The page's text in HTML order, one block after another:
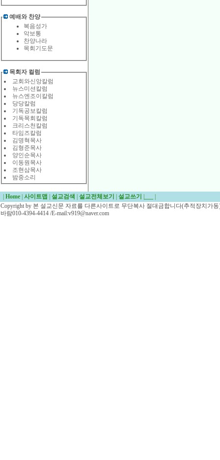
예배와 찬양
복음성가
악보통
찬양나라
목회기도문
목회자 컬럼
교회와신앙칼럼
뉴스미션칼럼
뉴스엔조이칼럼
당당칼럼
기독공보칼럼
기독목회칼럼
크리스천칼럼
타임즈칼럼
김명혁목사
김형준목사
양인순목사
이동원목사
조현삼목사
밤중소리
Home 사이트맵 설교검색 설교전체보기 설교쓰기
Copyright by 본 설교신문 자료를 다른사이트로 무단복사 절대금합니다(추적장치가
바람010-4394-4414 /E-mail:v919@naver.com